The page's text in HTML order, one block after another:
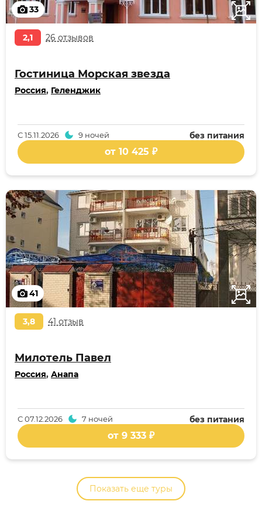
33
2,1 26 отзывов
Гостиница Морская звезда
Россия, Геленджик
без питания
С15.11.2026 9 ночей
от 10 425 ₽
41
3,8 41 отзыв
Милотель Павел
Россия, Анапа
без питания
С07.12.2026 7 ночей
от 9 333 ₽
Показать еще туры